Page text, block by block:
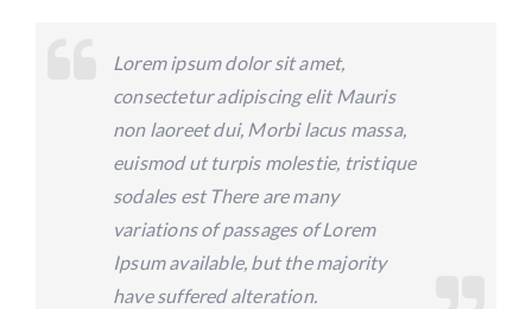
Lorem ipsum dolor sit amet,
consectetur adipiscing elit Mauris
non laoreet dui, Morbi lacus massa,
euismod ut turpis molestie, tristique
sodales est There are many
variations of passages of Lorem
Ipsum available, but the majority
have suffered alteration.